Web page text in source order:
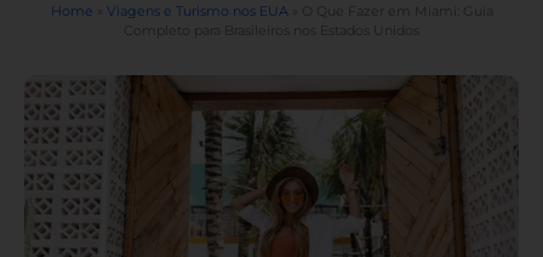
Home Viagens e Turismo nos EUA»
O Que Fazer em Miami: Guia
Completo para Brasileiros nos Estados Unidos